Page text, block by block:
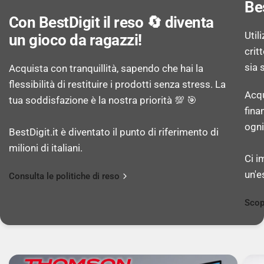
Numero di aperture della seconda fotocamera
posteriore: 2,2
Numero di aperture della terza fotocamera
Zoom digitale: 10x
Tipo di fotocamera anteriore: Fotocamera
Con BestDigit il reso 🔄 diventa
un gioco da ragazzi!
Acquista con tranquillità, sapendo che hai la
flessibilità di restituire i prodotti senza stress. La
tua soddisfazione è la nostra priorità 💯 🎯
BestDigit.it è diventato il punto di riferimento di
milioni di italiani.
Consulta le politiche di reso
sia
Ci